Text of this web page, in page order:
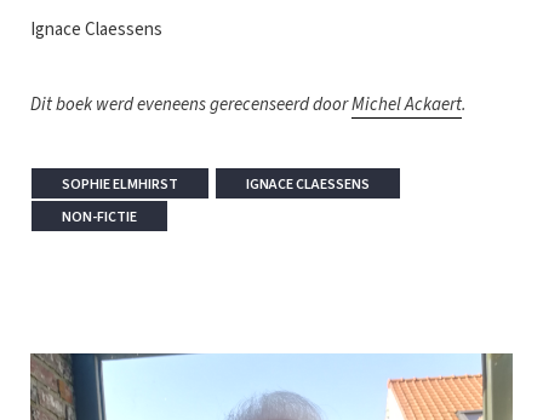
Ignace Claessens
Dit boek werd eveneens gerecenseerd doorMichel Ackaert.
SOPHIE ELMHIRST
IGNACE CLAESSENS
NON-FICTIE